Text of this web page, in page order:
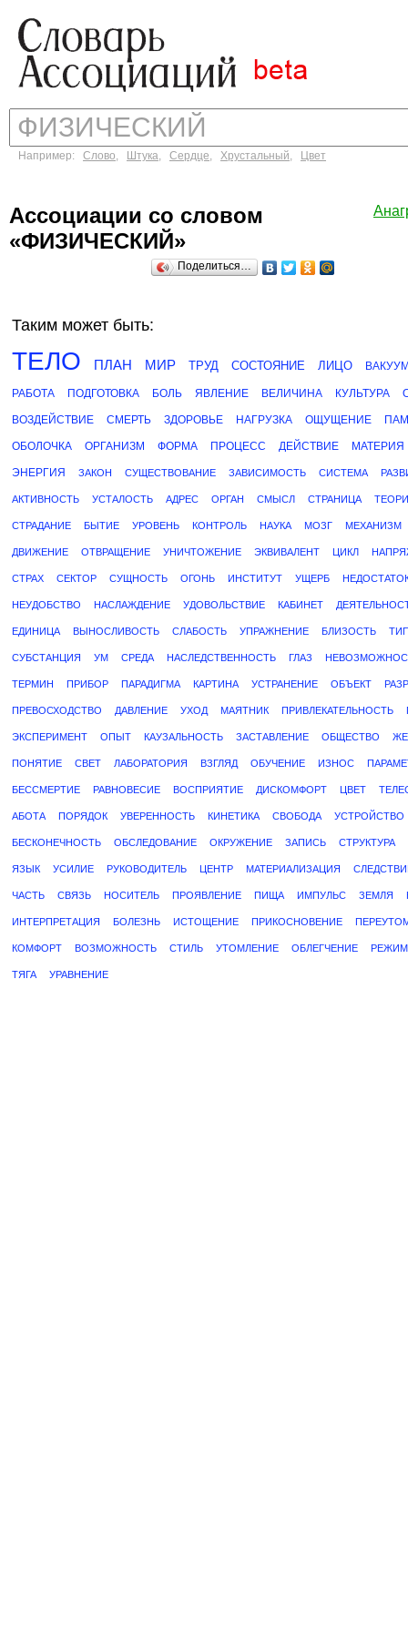
Например: Слово, Штука, Сердце, Хрустальный, Цвет
Ассоциации со словом
«ФИЗИЧЕСКИЙ»
Поделиться…
Таким может быть:
ТЕЛО ПЛАН МИР ТРУД СОСТОЯНИЕ ЛИЦО
РАБОТА ПОДГОТОВКА БОЛЬ ЯВЛЕНИЕ ВЕЛИЧИНА КУЛЬТУРА
ВОЗДЕЙСТВИЕ СМЕРТЬ ЗДОРОВЬЕ НАГРУЗКА ОЩУЩЕНИЕ
ОБОЛОЧКА ОРГАНИЗМ ФОРМА ПРОЦЕСС ДЕЙСТВИЕ МАТЕРИЯ
ЭНЕРГИЯ ЗАКОН СУЩЕСТВОВАНИЕ ЗАВИСИМОСТЬ СИСТЕМА
АКТИВНОСТЬ УСТАЛОСТЬ АДРЕС ОРГАН СМЫСЛ СТРАНИЦА
СТРАДАНИЕ БЫТИЕ УРОВЕНЬ КОНТРОЛЬ НАУКА МОЗГ МЕХАНИЗМ
ДВИЖЕНИЕ ОТВРАЩЕНИЕ УНИЧТОЖЕНИЕ ЭКВИВАЛЕНТ ЦИКЛ
СТРАХ СЕКТОР СУЩНОСТЬ ОГОНЬ ИНСТИТУТ УЩЕРБ
НЕУДОБСТВО НАСЛАЖДЕНИЕ УДОВОЛЬСТВИЕ КАБИНЕТ
ЕДИНИЦА ВЫНОСЛИВОСТЬ СЛАБОСТЬ УПРАЖНЕНИЕ БЛИЗОСТЬ
СУБСТАНЦИЯ УМ СРЕДА НАСЛЕДСТВЕННОСТЬ ГЛАЗ
ТЕРМИН ПРИБОР ПАРАДИГМА КАРТИНА УСТРАНЕНИЕ ОБЪЕКТ
ПРЕВОСХОДСТВО ДАВЛЕНИЕ УХОД МАЯТНИК ПРИВЛЕКАТЕЛЬНОСТЬ
ЭКСПЕРИМЕНТ ОПЫТ КАУЗАЛЬНОСТЬ ЗАСТАВЛЕНИЕ ОБЩЕСТВО
ПОНЯТИЕ СВЕТ ЛАБОРАТОРИЯ ВЗГЛЯД ОБУЧЕНИЕ ИЗНОС
БЕССМЕРТИЕ РАВНОВЕСИЕ ВОСПРИЯТИЕ ДИСКОМФОРТ ЦВЕТ
АБОТА ПОРЯДОК УВЕРЕННОСТЬ КИНЕТИКА СВОБОДА УСТРОЙСТВО
БЕСКОНЕЧНОСТЬ ОБСЛЕДОВАНИЕ ОКРУЖЕНИЕ ЗАПИСЬ СТРУКТУРА
ЯЗЫК УСИЛИЕ РУКОВОДИТЕЛЬ ЦЕНТР МАТЕРИАЛИЗАЦИЯ
ЧАСТЬ СВЯЗЬ НОСИТЕЛЬ ПРОЯВЛЕНИЕ ПИЩА ИМПУЛЬС ЗЕМЛЯ
ИНТЕРПРЕТАЦИЯ БОЛЕЗНЬ ИСТОЩЕНИЕ ПРИКОСНОВЕНИЕ
КОМФОРТ ВОЗМОЖНОСТЬ СТИЛЬ УТОМЛЕНИЕ ОБЛЕГЧЕНИЕ РЕЖИМ
ТЯГА УРАВНЕНИЕ